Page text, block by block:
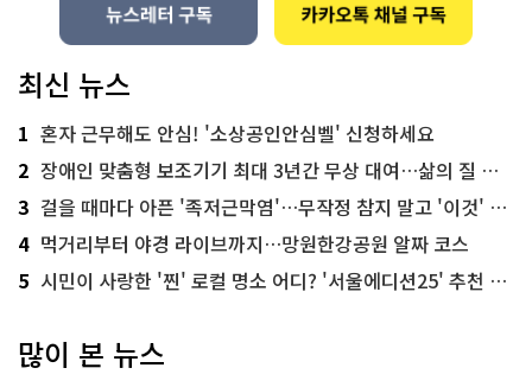
최신 뉴스
1 혼자 근무해도 안심! '소상공인안심벨' 신청하세요
2 장애인 맞춤형 보조기기 최대 3년간 무상 대여…삶의 질 높인다
3 걸을 때마다 아픈 '족저근막염'…무작정 참지 말고 '이것' 해보세요!
4 먹거리부터 야경 라이브까지…망원한강공원 알짜 코스
5 시민이 사랑한 '찐' 로컬 명소 어디? '서울에디션25' 추천 코스
많이 본 뉴스